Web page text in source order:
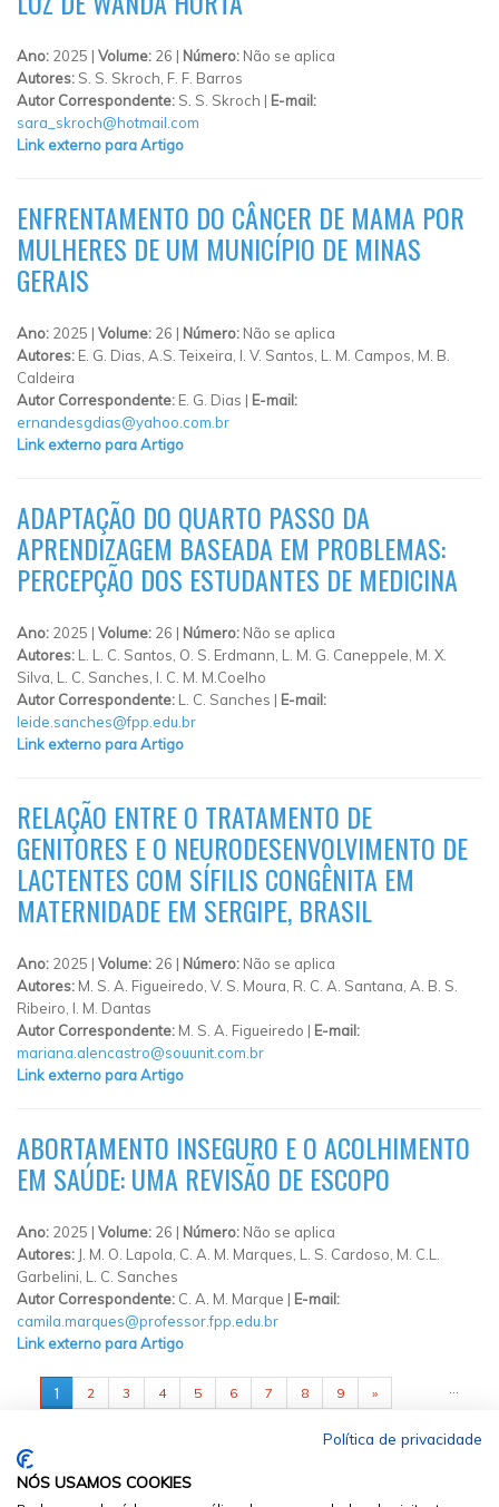
Ano: 2025 | Volume: 26 | Número: Não se aplica
Autores: S. S. Skroch, F. F. Barros
Autor Correspondente: S. S. Skroch | E-mail:
sara_skroch@hotmail.com
Link externo para Artigo
ENFRENTAMENTO DO CÂNCER DE MAMA POR
MULHERES DE UM MUNICÍPIO DE MINAS
GERAIS
Ano: 2025 | Volume: 26 | Número: Não se aplica
Autores: E. G. Dias, A.S. Teixeira, I. V. Santos, L. M. Campos, M. B.
Caldeira
Autor Correspondente: E. G. Dias | E-mail:
ernandesgdias@yahoo.com.br
Link externo para Artigo
ADAPTAÇÃO DO QUARTO PASSO DA
APRENDIZAGEM BASEADA EM PROBLEMAS:
PERCEPÇÃO DOS ESTUDANTES DE MEDICINA
Ano: 2025 | Volume: 26 | Número: Não se aplica
Autores: L. L. C. Santos, O. S. Erdmann, L. M. G. Caneppele, M. X.
Silva, L. C. Sanches, I. C. M. M.Coelho
Autor Correspondente: L. C. Sanches | E-mail:
leide.sanches@fpp.edu.br
Link externo para Artigo
RELAÇÃO ENTRE O TRATAMENTO DE
GENITORES E O NEURODESENVOLVIMENTO DE
LACTENTES COM SÍFILIS CONGÊNITA EM
MATERNIDADE EM SERGIPE, BRASIL
Ano: 2025 | Volume: 26 | Número: Não se aplica
Autores: M. S. A. Figueiredo, V. S. Moura, R. C. A. Santana, A. B. S.
Ribeiro, I. M. Dantas
Autor Correspondente: M. S. A. Figueiredo | E-mail:
mariana.alencastro@souunit.com.br
Link externo para Artigo
ABORTAMENTO INSEGURO E O ACOLHIMENTO
EM SAÚDE: UMA REVISÃO DE ESCOPO
Ano: 2025 | Volume: 26 | Número: Não se aplica
Autores: J. M. O. Lapola, C. A. M. Marques, L. S. Cardoso, M. C.L.
Garbelini, L. C. Sanches
Autor Correspondente: C. A. M. Marque | E-mail:
camila.marques@professor.fpp.edu.br
Link externo para Artigo
PÁGINAS
1 2 3 4 5 6 7 8 9 »
Política de privacidade
NÓS USAMOS COOKIES